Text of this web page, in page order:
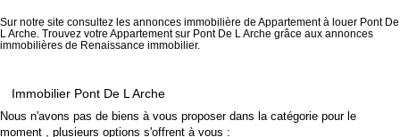
Sur notre site consultez les annonces immobilière de Appartement à louer Pont De
L Arche. Trouvez votre Appartement sur Pont De L Arche grâce aux annonces
immobilières de Renaissance immobilier.
Immobilier Pont De L Arche
Nous n'avons pas de biens à vous proposer dans la catégorie pour le
moment , plusieurs options s'offrent à vous :